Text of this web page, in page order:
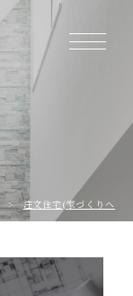
注文住宅(家づくりへの